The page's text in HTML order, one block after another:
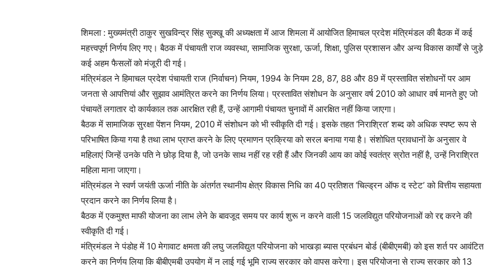
शिमला : मुख्यमंत्री ठाकुर सुखविन्द्र सिंह सुक्खू की अध्यक्षता में आज शिमला में आयोजित हिमाचल प्रदेश मंत्रिमंडल की बैठक में कई
महत्त्वपूर्ण निर्णय लिए गए। बैठक में पंचायती राज व्यवस्था, सामाजिक सुरक्षा, ऊर्जा, शिक्षा, पुलिस प्रशासन और अन्य विकास कार्यों से जुड़े
कई अहम फैसलों को मंजूरी दी गई।
मंत्रिमंडल ने हिमाचल प्रदेश पंचायती राज (निर्वाचन) नियम, 1994 के नियम 28, 87, 88 और 89 में प्रस्तावित संशोधनों पर आम
जनता से आपत्तियां और सुझाव आमंत्रित करने का निर्णय लिया। प्रस्तावित संशोधन के अनुसार वर्ष 2010 को आधार वर्ष मानते हुए जो
पंचायतें लगातार दो कार्यकाल तक आरक्षित रही हैं, उन्हें आगामी पंचायत चुनावों में आरक्षित नहीं किया जाएगा।
बैठक में सामाजिक सुरक्षा पेंशन नियम, 2010 में संशोधन को भी स्वीकृति दी गई। इसके तहत ‘निराश्रित’ शब्द को अधिक स्पष्ट रूप से
परिभाषित किया गया है तथा लाभ प्राप्त करने के लिए प्रमाणन प्रक्रिया को सरल बनाया गया है। संशोधित प्रावधानों के अनुसार वे
महिलाएं जिन्हें उनके पति ने छोड़ दिया है, जो उनके साथ नहीं रह रही हैं और जिनकी आय का कोई स्वतंत्र स्रोत नहीं है, उन्हें निराश्रित
महिला माना जाएगा।
मंत्रिमंडल ने स्वर्ण जयंती ऊर्जा नीति के अंतर्गत स्थानीय क्षेत्र विकास निधि का 40 प्रतिशत ‘चिल्ड्रन ऑफ द स्टेट’ को वित्तीय सहायता
प्रदान करने का निर्णय लिया है।
बैठक में एकमुश्त माफी योजना का लाभ लेने के बावजूद समय पर कार्य शुरू न करने वाली 15 जलविद्युत परियोजनाओं को रद्द करने की
स्वीकृति दी गई।
मंत्रिमंडल ने पंडोह में 10 मेगावाट क्षमता की लघु जलविद्युत परियोजना को भाखड़ा ब्यास प्रबंधन बोर्ड (बीबीएमबी) को इस शर्त पर आवंटित
करने का निर्णय लिया कि बीबीएमबी उपयोग में न लाई गई भूमि राज्य सरकार को वापस करेगा। इस परियोजना से राज्य सरकार को 13